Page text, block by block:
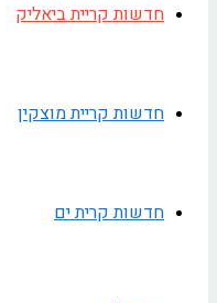
חדשות קריית ביאליק
חדשות קריית מוצקין
חדשות קרית ים